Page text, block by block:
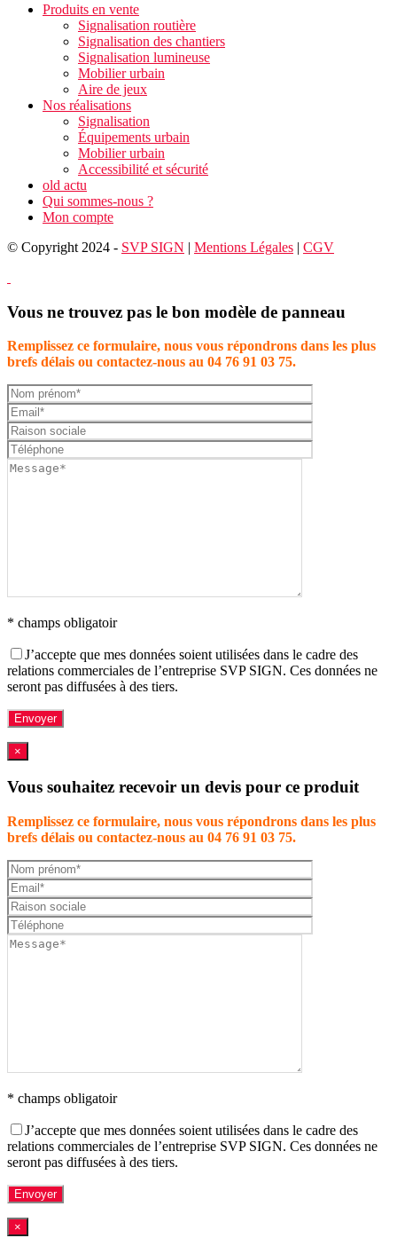
Produits en vente
Signalisation routière
Signalisation des chantiers
Signalisation lumineuse
Mobilier urbain
Aire de jeux
Nos réalisations
Signalisation
Équipements urbain
Mobilier urbain
Accessibilité et sécurité
old actu
Qui sommes-nous ?
Mon compte
© Copyright 2024 - SVP SIGN | Mentions Légales | CGV
Vous ne trouvez pas le bon modèle de panneau
Remplissez ce formulaire, nous vous répondrons dans les plus
brefs délais ou contactez-nous au 04 76 91 03 75.
* champs obligatoir
J’accepte que mes données soient utilisées dans le cadre des
relations commerciales de l’entreprise SVP SIGN. Ces données ne
seront pas diffusées à des tiers.
×
Vous souhaitez recevoir un devis pour ce produit
Remplissez ce formulaire, nous vous répondrons dans les plus
brefs délais ou contactez-nous au 04 76 91 03 75.
* champs obligatoir
J’accepte que mes données soient utilisées dans le cadre des
relations commerciales de l’entreprise SVP SIGN. Ces données ne
seront pas diffusées à des tiers.
×